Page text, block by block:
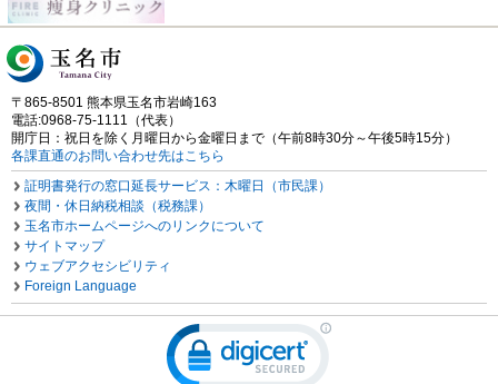
〒865-8501 熊本県玉名市岩崎163
電話:0968-75-1111（代表）
開庁日：祝日を除く月曜日から金曜日まで（午前8時30分～午後5時15分）
各課直通のお問い合わせ先はこちら
証明書発行の窓口延長サービス：木曜日（市民課）
夜間・休日納税相談（税務課）
玉名市ホームページへのリンクについて
サイトマップ
ウェブアクセシビリティ
Foreign Language